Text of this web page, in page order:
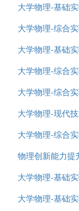
大学物理-基础
大学物理-综合
大学物理-基础
大学物理-综合
大学物理-综合
大学物理-现代
大学物理-综合
物理创新能力提
大学物理-基础
大学物理-基础